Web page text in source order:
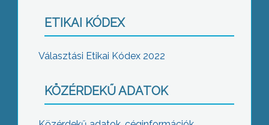
ETIKAI KÓDEX
Választási Etikai Kódex 2022
KÖZÉRDEKŰ ADATOK